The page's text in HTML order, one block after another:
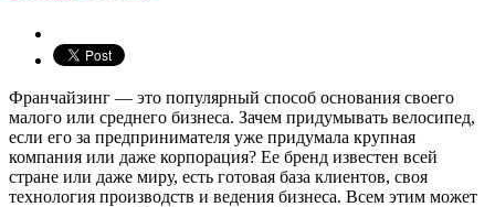
Франчайзинг — это популярный способ основания своего
малого или среднего бизнеса. Зачем придумывать велосипед,
если его за предпринимателя уже придумала крупная
компания или даже корпорация? Ее бренд известен всей
стране или даже миру, есть готовая база клиентов, своя
технология производств и ведения бизнеса. Всем этим может